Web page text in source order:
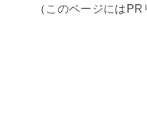
（このページには